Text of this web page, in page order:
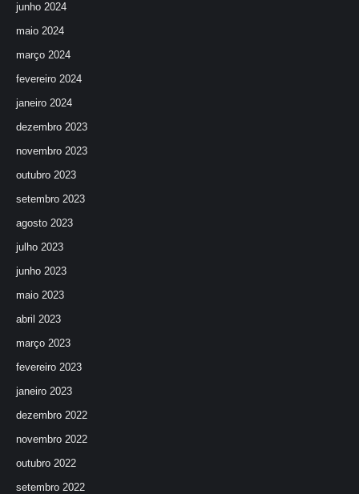
junho 2024
maio 2024
março 2024
fevereiro 2024
janeiro 2024
dezembro 2023
novembro 2023
outubro 2023
setembro 2023
agosto 2023
julho 2023
junho 2023
maio 2023
abril 2023
março 2023
fevereiro 2023
janeiro 2023
dezembro 2022
novembro 2022
outubro 2022
setembro 2022